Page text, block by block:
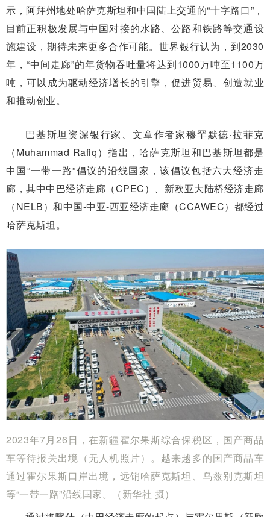
示，阿拜州地处哈萨克斯坦和中国陆上交通的“十字路口”，
目前正积极发展与中国对接的水路、公路和铁路等交通设
施建设，期待未来更多合作可能。世界银行认为，到2030
年，“中间走廊”的年货物吞吐量将达到1000万吨至1100万
吨，可以成为驱动经济增长的引擎，促进贸易、创造就业
和推动创业。
巴基斯坦资深银行家、文章作者家穆罕默德·拉菲克
（Muhammad Rafiq）指出，哈萨克斯坦和巴基斯坦都是
中国“一带一路”倡议的沿线国家，该倡议包括六大经济走
廊，其中中巴经济走廊（CPEC）、新欧亚大陆桥经济走廊
（NELB）和中国-中亚-西亚经济走廊（CCAWEC）都经过
哈萨克斯坦。
2023年7月26日，在新疆霍尔果斯综合保税区，国产商品
车等待报关出境（无人机照片）。越来越多的国产商品车
通过霍尔果斯口岸出境，远销哈萨克斯坦、乌兹别克斯坦
等“一带一路”沿线国家。（新华社 摄）